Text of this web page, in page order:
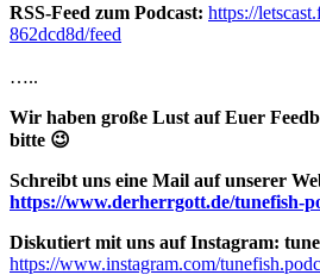
RSS-Feed zum Podcast: https://
862dcd8d/feed
…..
Wir haben große Lust auf Euer
bitte 😉
Schreibt uns eine Mail auf unserer
https://www.derherrgott.de/tunefish-
Diskutiert mit uns auf Instagram:
https://www.instagram.com/